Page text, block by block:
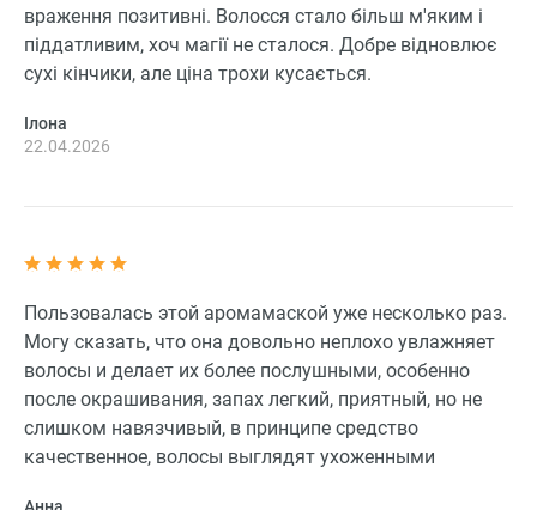
враження позитивні. Волосся стало більш м'яким і
піддатливим, хоч магії не сталося. Добре відновлює
сухі кінчики, але ціна трохи кусається.
Ілона
22.04.2026
Пользовалась этой аромамаской уже несколько раз.
Могу сказать, что она довольно неплохо увлажняет
волосы и делает их более послушными, особенно
после окрашивания, запах легкий, приятный, но не
слишком навязчивый, в принципе средство
качественное, волосы выглядят ухоженными
Анна